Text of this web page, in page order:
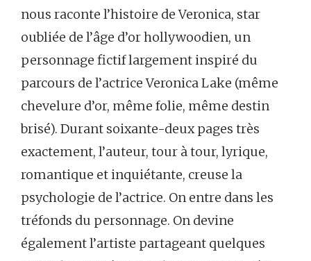
nous raconte l’histoire de Veronica, star
oubliée de l’âge d’or hollywoodien, un
personnage fictif largement inspiré du
parcours de l’actrice Veronica Lake (même
chevelure d’or, même folie, même destin
brisé). Durant soixante-deux pages très
exactement, l’auteur, tour à tour, lyrique,
romantique et inquiétante, creuse la
psychologie de l’actrice. On entre dans les
tréfonds du personnage. On devine
également l’artiste partageant quelques